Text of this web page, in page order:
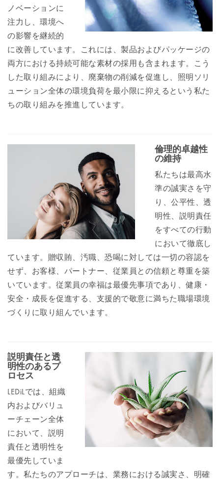
ノベーションに
注力し、環境へ
の影響を継続的
に改善しています。これには、製品およびパッケージの
両方における持続可能な素材の採用も含まれます。こう
した取り組みにより、廃棄物の削減を促進し、照明ソリ
ューション全体の環境負荷を最小限に抑えるという私た
ちの取り組みを推進しています。
倫理的卓越性
の維持
私たちは最高水
準の誠実さを守
り、公平性、透
明性、説明責任
をすべての行動
において徹底し
ています。贈収賄、汚職、恐喝に対しては一切の容認を
せず、お客様、パートナー、従業員との信頼と尊重を築
いています。従業員の幸福は最優先事項であり、健康・
安全・成長を促進する、支援的で敬意に満ちた職場環境
づくりに取り組んでいます。
説明責任と透
明性のあるプ
ロセス
LEDiLでは、組織
内およびバリュ
ーチェーン全体
において、説明
責任と透明性を
最優先していま
す。私たちのアプローチは、業務における誠実さ、明確